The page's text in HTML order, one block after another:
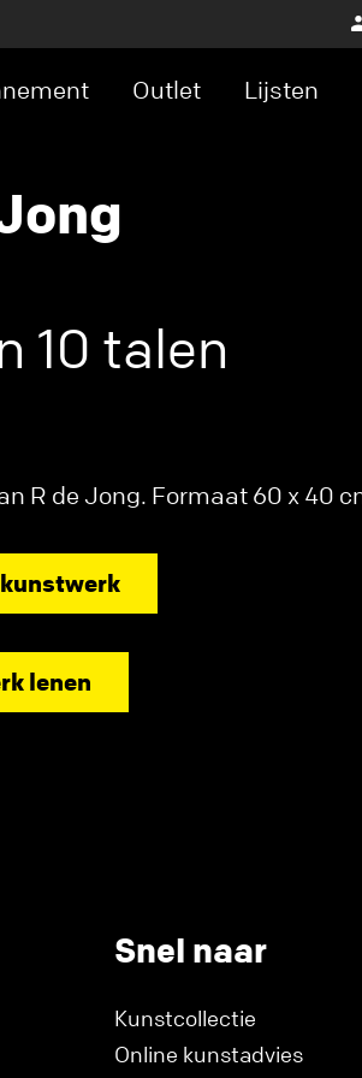
Outlet Lijsten
10 talen
R de Jong. Formaat 60 x 40
lenen
Snel naar
Kunstcollectie
Online kunstadvies